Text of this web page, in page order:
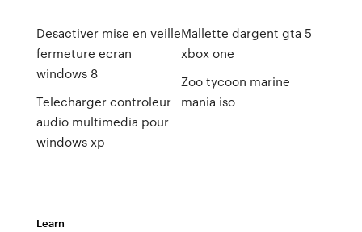
Desactiver mise en veille
fermeture ecran
windows 8
Telecharger controleur
audio multimedia pour
windows xp
Mallette dargent gta 5
xbox one
Zoo tycoon marine
mania iso
Learn